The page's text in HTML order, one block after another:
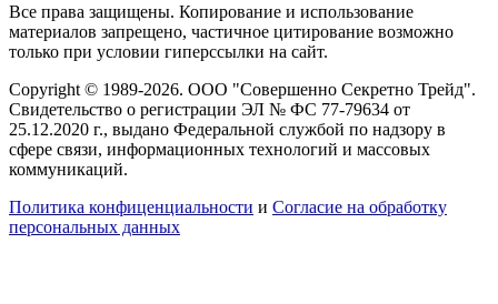
Все права защищены. Копирование и использование
материалов запрещено, частичное цитирование возможно
только при условии гиперссылки на сайт.
Copyright © 1989-2026. ООО "Совершенно Секретно Трейд".
Свидетельство о регистрации ЭЛ № ФС 77-79634 от
25.12.2020 г., выдано Федеральной службой по надзору в
сфере связи, информационных технологий и массовых
коммуникаций.
Политика конфиценциальности и Согласие на обработку
персональных данных